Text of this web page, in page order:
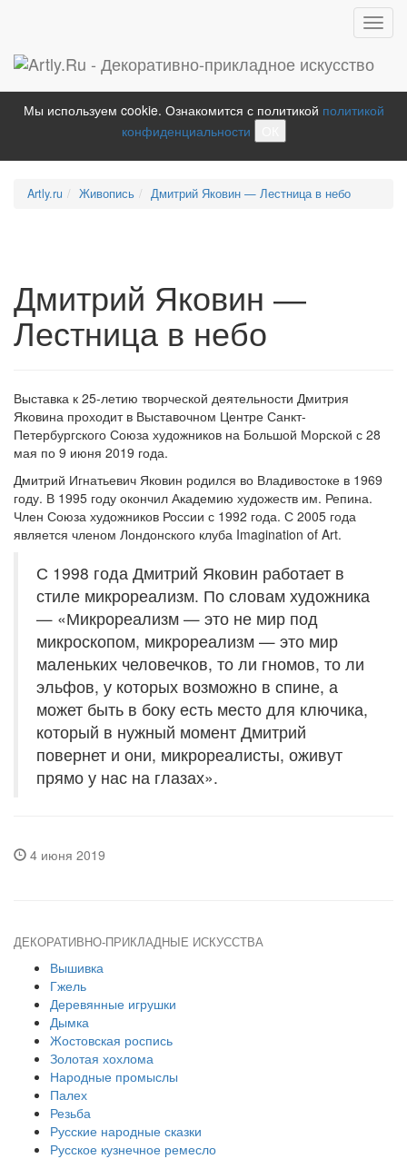
Мы используем cookie. Ознакомится с политикой политикой
конфиденциальности
Artly.ru Живопись Дмитрий Яковин — Лестница в небо
Дмитрий Яковин —
Лестница в небо
Выставка к 25-летию творческой деятельности Дмитрия
Яковина проходит в Выставочном Центре Санкт-
Петербургского Союза художников на Большой Морской с 28
мая по 9 июня 2019 года.
Дмитрий Игнатьевич Яковин родился во Владивостоке в 1969
году. В 1995 году окончил Академию художеств им. Репина.
Член Союза художников России с 1992 года. С 2005 года
является членом Лондонского клуба Imagination of Art.
С 1998 года Дмитрий Яковин работает в
стиле микрореализм. По словам художника
— «Микрореализм — это не мир под
микроскопом, микрореализм — это мир
маленьких человечков, то ли гномов, то ли
эльфов, у которых возможно в спине, а
может быть в боку есть место для ключика,
который в нужный момент Дмитрий
повернет и они, микрореалисты, оживут
прямо у нас на глазах».
4 июня 2019
ДЕКОРАТИВНО-ПРИКЛАДНЫЕ ИСКУССТВА
Вышивка
Гжель
Деревянные игрушки
Дымка
Жостовская роспись
Золотая хохлома
Народные промыслы
Палех
Резьба
Русские народные сказки
Русское кузнечное ремесло